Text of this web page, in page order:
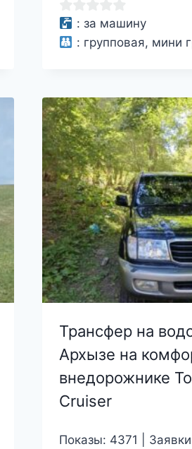
0
из
: за машину
: групповая, мини
Трансфер на
Архызе на
внедорожнике
Cruiser
Показы: 4371 |